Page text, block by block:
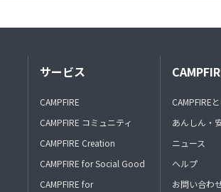
サービス
CAMPFIRE
CAMPFIRE コミュニティ
CAMPFIRE Creation
CAMPFIRE for Social Good
CAMPFIRE for
CAMPFIRE
あんしん・
ニュース
ヘルプ
お問い合わ